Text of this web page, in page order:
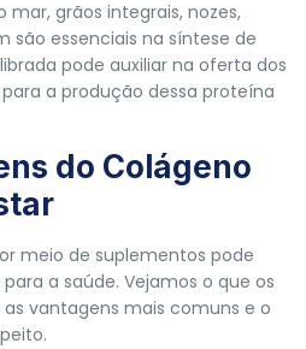
grãos integrais, nozes,
são essenciais na síntese de
pode auxiliar na oferta dos
a produção dessa proteína
do Colágeno
meio de suplementos pode
a saúde. Vejamos o que os
vantagens mais comuns e o